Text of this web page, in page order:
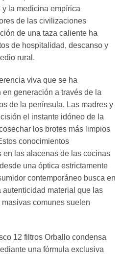
la medicina empírica
de las civilizaciones
de una taza caliente ha
de hospitalidad, descanso y
rural.
viva que se ha
generación a través de la
de la península. Las madres y
el instante idóneo de la
los brotes más limpios
conocimientos
en las alacenas de las cocinas
una óptica estrictamente
contemporáneo busca en
material que las
comunes suelen
12 filtros Orballo condensa
una fórmula exclusiva